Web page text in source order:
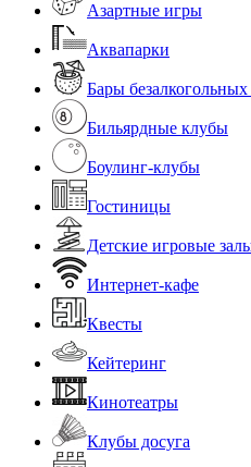
Азартные игры
Аквапарки
Бары
Бильярдные клубы
Боулинг-клубы
Гостиницы
Детские игровые
Интернет-кафе
Квесты
Кейтеринг
Кинотеатры
Клубы досуга